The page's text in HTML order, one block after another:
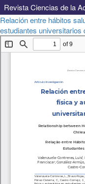
Revista Ciencias de la
Volver
a
los
detalles
Relación entre hábitos
estudiantes universitarios